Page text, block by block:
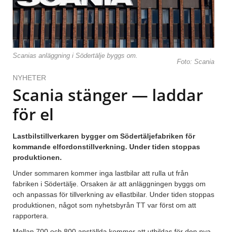
Scanias anläggning i Södertälje byggs om.
Foto: Scania
NYHETER
Scania stänger — laddar
för el
Lastbilstillverkaren bygger om Södertäljefabriken för
kommande elfordonstillverkning. Under tiden stoppas
produktionen.
Under sommaren kommer inga lastbilar att rulla ut från
fabriken i Södertälje. Orsaken är att anläggningen byggs om
och anpassas för tillverkning av ellastbilar. Under tiden stoppas
produktionen, något som nyhetsbyrån TT var först om att
rapportera.